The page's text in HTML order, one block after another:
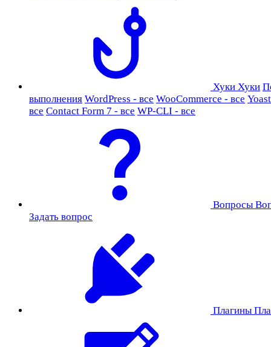
Хуки Хуки
выполнения WordPress - все WooCommerce - все
все Contact Form 7 - все WP-CLI - все
Вопросы
Задать вопрос
Плагины